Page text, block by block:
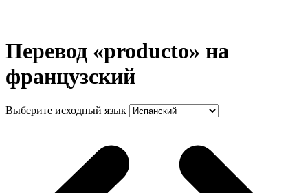
Перевод «producto» на
французский
Выберите исходный язык